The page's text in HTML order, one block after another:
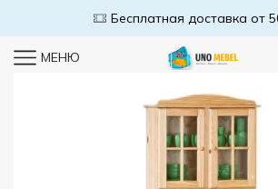
Бесплатная доставка от 50000р
МЕНЮ